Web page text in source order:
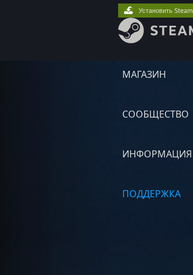
МАГАЗИН
СООБЩЕСТВО
ИНФОРМАЦИЯ
ПОДДЕРЖКА
Установить Steam